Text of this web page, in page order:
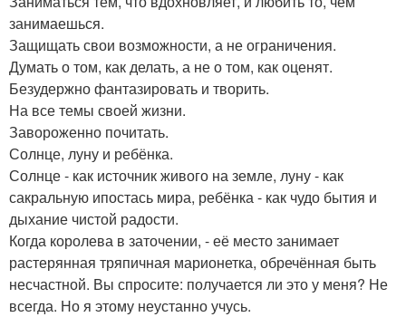
занимаешься.
Защищать свои возможности, а не ограничения.
Думать о том, как делать, а не о том, как оценят.
Безудержно фантазировать и творить.
На все темы своей жизни.
Завороженно почитать.
Солнце, луну и ребёнка.
Солнце - как источник живого на земле, луну - как
сакральную ипостась мира, ребёнка - как чудо бытия и
дыхание чистой радости.
Когда королева в заточении, - её место занимает
растерянная тряпичная марионетка, обречённая быть
несчастной. Вы спросите: получается ли это у меня? Не
всегда. Но я этому неустанно учусь.